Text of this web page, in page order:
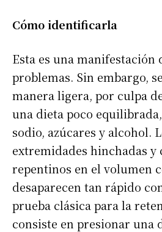
Cómo identificarla
Esta es una manifestación
problemas. Sin embargo,
manera ligera, por culpa
una dieta poco
sodio, azúcares y alcohol.
extremidades hinchadas y
repentinos en el volumen
desaparecen tan rápido
prueba clásica para la
consiste en presionar una